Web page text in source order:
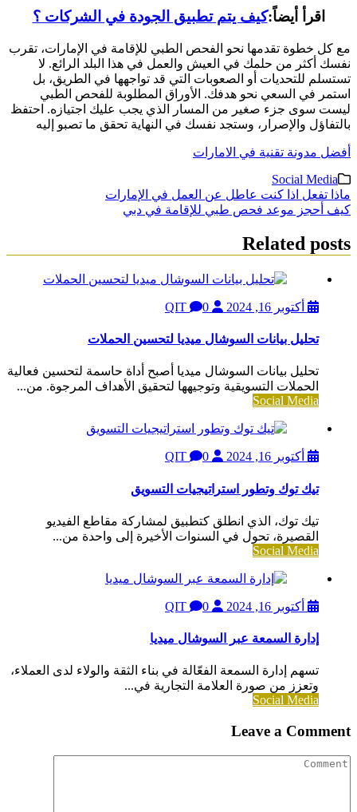
اقرأ أيضاً:كيف يتم تطبيق الجودة في الشركات ؟
مع كل خطوة تقدمها نحو الفحص الطبي للإقامة في الإمارات، تقرب
نفسك أكثر من حلمك في العيش والعمل في هذا البلد الرائع. لا
تستسلم للتحديات أو الصعوبات التي قد تواجهها في الطريق، بل
استمر في السعي نحو هدفك. الأوراق المطلوبة للفحص الطبي
ليست سوى جزء صغير من المسار الذي يجب عليك اجتيازه. احتفظ
بالتفاؤل والإصرار، وستجد نفسك في النهاية تحقق ما تصبو إليه
أفضل مدونة تقنية في الامارات
Social Media
تصفّح
المقالات
ماذا تفعل اذا كنت عاطل عن العمل في الإمارات
كيف أحجز موعد فحص طبي للإقامة في دبي
Related posts
أكتوبر 16, 2024 0
تحليل بيانات السوشال ميديا لتحسين الحملات
تحليل بيانات السوشال ميديا أصبح أداة حاسمة لتحسين فعالية
الحملات التسويقية وتوجيهها لتحقيق الأهداف المرجوة. من...
Social Media
أكتوبر 16, 2024 0
تيك توك وتطور استراتيجيات التسويق
تيك توك، الذي انطلق كتطبيق لمشاركة مقاطع الفيديو
القصيرة، تحول في السنوات الأخيرة إلى واحدة من...
Social Media
أكتوبر 16, 2024 0
إدارة السمعة عبر السوشال ميديا
تسهم إدارة السمعة الفعّالة في بناء الثقة والولاء لدى العملاء،
وتعزز من صورة العلامة التجارية في...
Social Media
Leave a Comment